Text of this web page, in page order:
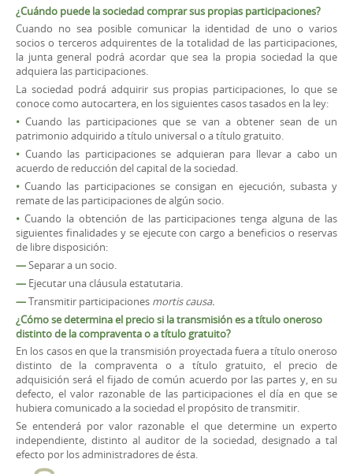
¿Cuándo puede la sociedad comprar sus propias participaciones?
Cuando no sea posible comunicar la identidad de uno o varios
socios o terceros adquirentes de la totalidad de las participaciones,
la junta general podrá acordar que sea la propia sociedad la que
adquiera las participaciones.
La sociedad podrá adquirir sus propias participaciones, lo que se
conoce como autocartera, en los siguientes casos tasados en la ley:
• Cuando las participaciones que se van a obtener sean de un
patrimonio adquirido a título universal o a título gratuito.
• Cuando las participaciones se adquieran para llevar a cabo un
acuerdo de reducción del capital de la sociedad.
• Cuando las participaciones se consigan en ejecución, subasta y
remate de las participaciones de algún socio.
• Cuando la obtención de las participaciones tenga alguna de las
siguientes finalidades y se ejecute con cargo a beneficios o reservas
de libre disposición:
—Separar a un socio.
— Ejecutar una cláusula estatutaria.
—Transmitir participaciones mortis causa.
¿Cómo se determina el precio si la transmisión es a título oneroso
distinto de la compraventa o a título gratuito?
En los casos en que la transmisión proyectada fuera a título oneroso
distinto de la compraventa o a título gratuito, el precio de
adquisición será el fijado de común acuerdo por las partes y, en su
defecto, el valor razonable de las participaciones el día en que se
hubiera comunicado a la sociedad el propósito de transmitir.
Se entenderá por valor razonable el que determine un experto
independiente, distinto al auditor de la sociedad, designado a tal
efecto por los administradores de ésta.